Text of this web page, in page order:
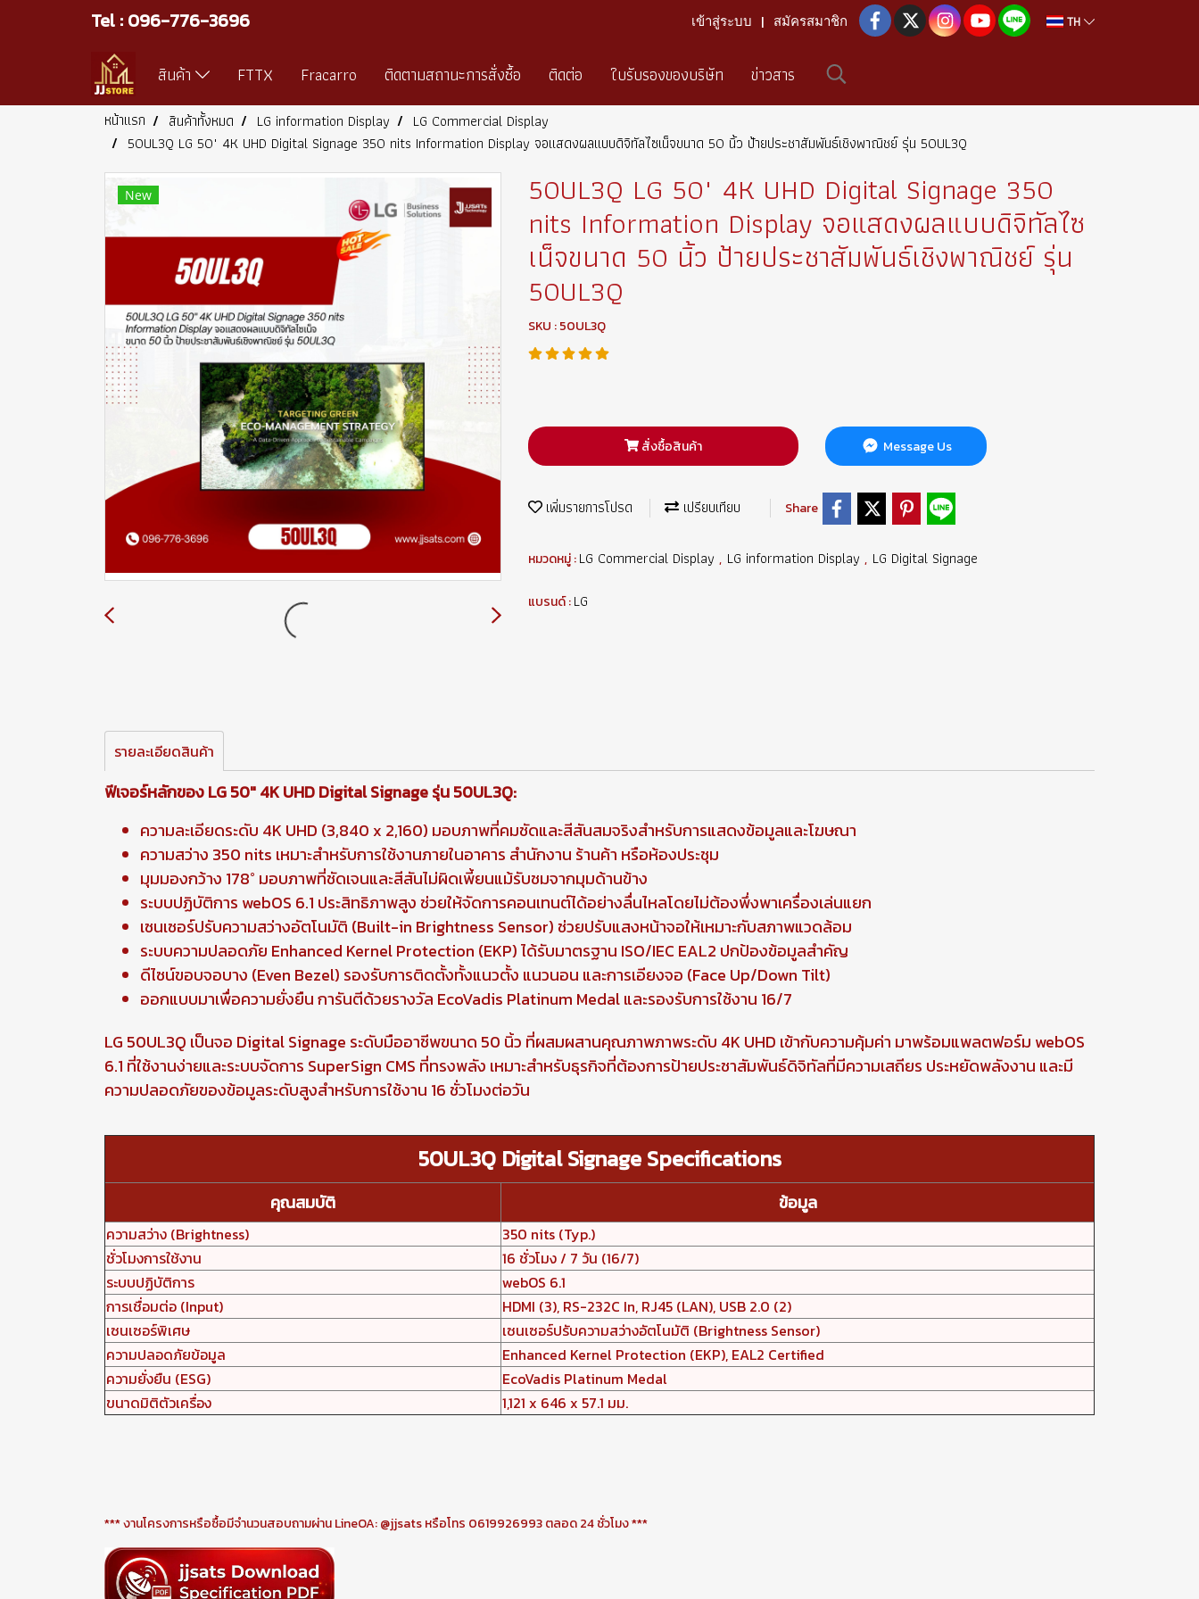
Tel : 096-776-3696 เข้าสู่ระบบ สมัครสมาชิก TH
สินค้า FTTX Fracarro ติดตามสถานะการสั่งซื้อ ติดต่อ ใบรับรองของบริษัท ข่าวสาร
หน้าแรก สินค้าทั้งหมด LG information Display
LG Commercial Display
50UL3Q LG 50" 4K UHD Digital Signage 350 nits Information Display จอแสดงผลแบบดิจิทัลไซเน็จขนาด 50 นิ้ว ป้ายประชาสัมพันธ์เชิงพาณิชย์ รุ่น 50UL3Q
New 50UL3Q LG 50" 4K UHD Digital Signage 350
nits Information Display จอแสดงผลแบบดิจิทัลไซ
เน็จขนาด 50 นิ้ว ป้ายประชาสัมพันธ์เชิงพาณิชย์ รุ่น
50UL3Q
SKU : 50UL3Q
สั่งซื้อสินค้า Message Us
เพิ่มรายการโปรด เปรียบเทียบ Share
หมวดหมู่ :LG Commercial Display , LG information Display , LG Digital Signage
แบรนด์ :LG
รายละเอียดสินค้า
ฟีเจอร์หลักของ LG 50" 4K UHD Digital Signage รุ่น 50UL3Q:
ความละเอียดระดับ 4K UHD (3,840 x 2,160) มอบภาพที่คมชัดและสีสันสมจริงสำหรับการแสดงข้อมูลและโฆษณา
ความสว่าง 350 nits เหมาะสำหรับการใช้งานภายในอาคาร สำนักงาน ร้านค้า หรือห้องประชุม
มุมมองกว้าง 178° มอบภาพที่ชัดเจนและสีสันไม่ผิดเพี้ยนแม้รับชมจากมุมด้านข้าง
ระบบปฏิบัติการ webOS 6.1 ประสิทธิภาพสูง ช่วยให้จัดการคอนเทนต์ได้อย่างลื่นไหลโดยไม่ต้องพึ่งพาเครื่องเล่นแยก
เซนเซอร์ปรับความสว่างอัตโนมัติ (Built-in Brightness Sensor) ช่วยปรับแสงหน้าจอให้เหมาะกับสภาพแวดล้อม
ระบบความปลอดภัย Enhanced Kernel Protection (EKP) ได้รับมาตรฐาน ISO/IEC EAL2 ปกป้องข้อมูลสำคัญ
ดีไซน์ขอบจอบาง (Even Bezel) รองรับการติดตั้งทั้งแนวตั้ง แนวนอน และการเอียงจอ (Face Up/Down Tilt)
ออกแบบมาเพื่อความยั่งยืน การันตีด้วยรางวัล EcoVadis Platinum Medal และรองรับการใช้งาน 16/7
LG 50UL3Q เป็นจอ Digital Signage ระดับมืออาชีพขนาด 50 นิ้ว ที่ผสมผสานคุณภาพภาพระดับ 4K UHD เข้ากับความคุ้มค่า มาพร้อมแพลตฟอร์ม webOS
6.1 ที่ใช้งานง่ายและระบบจัดการ SuperSign CMS ที่ทรงพลัง เหมาะสำหรับธุรกิจที่ต้องการป้ายประชาสัมพันธ์ดิจิทัลที่มีความเสถียร ประหยัดพลังงาน และมี
ความปลอดภัยของข้อมูลระดับสูงสำหรับการใช้งาน 16 ชั่วโมงต่อวัน
50UL3Q Digital Signage Specifications
คุณสมบัติ ข้อมูล
ความสว่าง (Brightness)
350 nits (Typ.)
ชั่วโมงการใช้งาน
16 ชั่วโมง / 7 วัน (16/7)
ระบบปฏิบัติการ
webOS 6.1
การเชื่อมต่อ (Input)
HDMI (3), RS-232C In, RJ45 (LAN), USB 2.0 (2)
เซนเซอร์พิเศษ
เซนเซอร์ปรับความสว่างอัตโนมัติ (Brightness Sensor)
ความปลอดภัยข้อมูล
Enhanced Kernel Protection (EKP), EAL2 Certified
ความยั่งยืน (ESG)
EcoVadis Platinum Medal
ขนาดมิติตัวเครื่อง
1,121 x 646 x 57.1 มม.
*** งานโครงการหรือซื้อมีจำนวนสอบถามผ่าน LineOA: @jjsats หรือโทร 0619926993 ตลอด 24 ชั่วโมง ***